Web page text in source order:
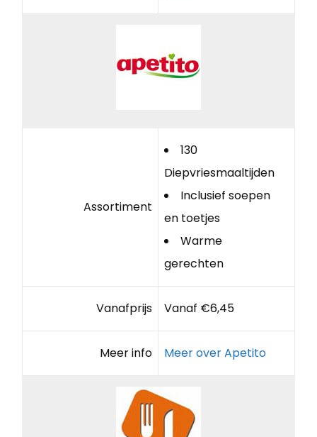
Assortiment
130
Diepvriesmaaltijden
Inclusief soepen
en toetjes
Warme
gerechten
Vanafprijs Vanaf €6,45
Meer info Meer over Apetito